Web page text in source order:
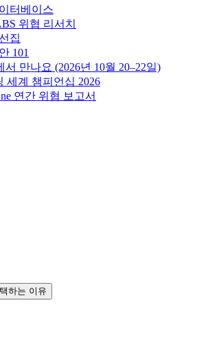
터베이스
위협 리서치
집
101
서 만나요 (2026년 10월 20–22일)
세계 챔피언십 2026
연간 위협 보고서
하는 이유